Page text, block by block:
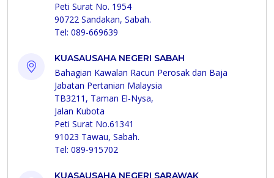
Peti Surat No. 1954
90722 Sandakan, Sabah.
Tel: 089-669639
KUASAUSAHA NEGERI SABAH
Bahagian Kawalan Racun Perosak dan Baja
Jabatan Pertanian Malaysia
TB3211, Taman El-Nysa,
Jalan Kubota
Peti Surat No.61341
91023 Tawau, Sabah.
Tel: 089-915702
KUASAUSAHA NEGERI SARAWAK